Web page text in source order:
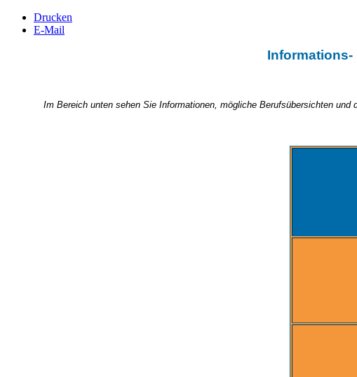
Drucken
E-Mail
Informations-
Im Bereich unten sehen Sie Informationen, mögliche Berufsübersichten